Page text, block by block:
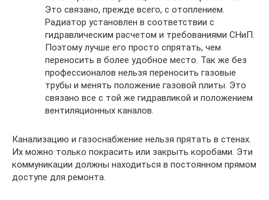
Это связано, прежде всего, с отоплением.
Радиатор установлен в соответствии с
гидравлическим расчетом и требованиями СНиП.
Поэтому лучше его просто спрятать, чем
переносить в более удобное место. Так же без
профессионалов нельзя переносить газовые
трубы и менять положение газовой плиты. Это
связано все с той же гидравликой и положением
вентиляционных каналов.
Канализацию и газоснабжение нельзя прятать в стенах.
Их можно только покрасить или закрыть коробами. Эти
коммуникации должны находиться в постоянном прямом
доступе для ремонта.